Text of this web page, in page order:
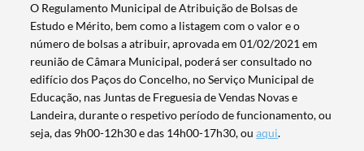
Filtros
O Regulamento Municipal de Atribuição de Bolsas de
Estudo e Mérito, bem como a listagem com o valor e o
número de bolsas a atribuir, aprovada em 01/02/2021 em
reunião de Câmara Municipal, poderá ser consultado no
edifício dos Paços do Concelho, no Serviço Municipal de
Educação, nas Juntas de Freguesia de Vendas Novas e
Landeira, durante o respetivo período de funcionamento, ou
seja, das 9h00-12h30 e das 14h00-17h30, ouaqui.